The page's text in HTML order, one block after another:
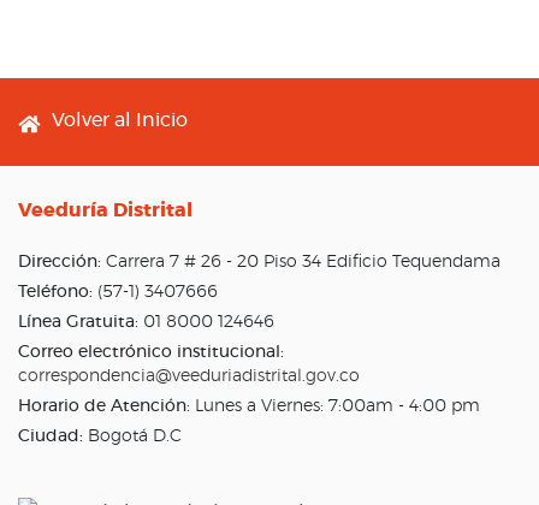
Footer menu
Volver al Inicio
Veeduría Distrital
Dirección: Carrera 7 # 26 - 20 Piso 34 Edificio Tequendama
Teléfono: (57-1) 3407666
Línea Gratuita: 01 8000 124646
Correo electrónico institucional:
correspondencia@veeduriadistrital.gov.co
Horario de Atención: Lunes a Viernes: 7:00am - 4:00 pm
Ciudad: Bogotá D.C